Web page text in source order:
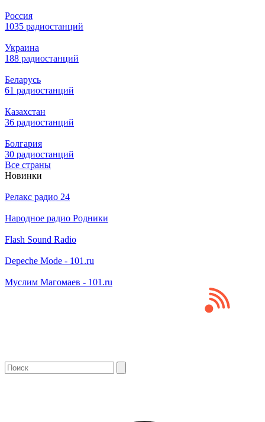
Россия
1035 радиостанций
Украина
188 радиостанций
Беларусь
61 радиостанций
Казахстан
36 радиостанций
Болгария
30 радиостанций
Все страны
Новинки
Релакс радио 24
Народное радио Родники
Flash Sound Radio
Depeche Mode - 101.ru
Муслим Магомаев - 101.ru